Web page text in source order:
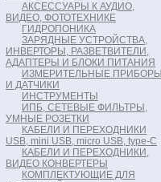
АКСЕССУАРЫ К АУДИО,
ВИДЕО, ФОТОТЕХНИКЕ
ГИДРОПОНИКА
ЗАРЯДНЫЕ УСТРОЙСТВА,
ИНВЕРТОРЫ, РАЗВЕТВИТЕЛИ,
АДАПТЕРЫ И БЛОКИ ПИТАНИЯ
ИЗМЕРИТЕЛЬНЫЕ ПРИБОРЫ
И ДАТЧИКИ
ИНСТРУМЕНТЫ
ИПБ, СЕТЕВЫЕ ФИЛЬТРЫ,
УМНЫЕ РОЗЕТКИ
КАБЕЛИ И ПЕРЕХОДНИКИ
USB, mini USB, micro USB, type-C
КАБЕЛИ И ПЕРЕХОДНИКИ,
ВИДЕО КОНВЕРТЕРЫ
КОМПЛЕКТУЮЩИЕ ДЛЯ